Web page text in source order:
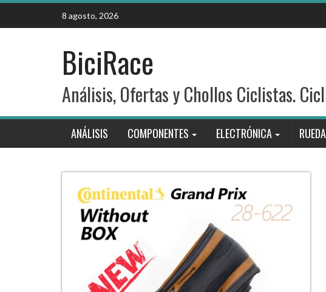
Skip
content
8 agosto, 2026
BiciRace
Análisis, Ofertas y Chollos Ciclistas.
ANÁLISIS COMPONENTES ELECTRÓNICA